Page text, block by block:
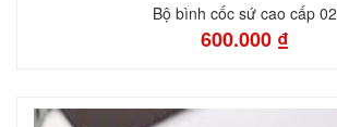
Bộ bình cốc sứ cao cấp 02
600.000 ₫